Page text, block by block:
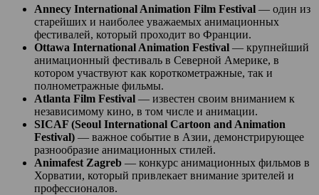
Annecy International Animation Film Festival — один из
старейших и наиболее уважаемых анимационных
фестивалей, который проходит во Франции.
Ottawa International Animation Festival — крупнейший
анимационный фестиваль в Северной Америке, в
котором участвуют как короткометражные, так и
полнометражные фильмы.
Atlanta Film Festival — известен своим вниманием к
независимому кино, в том числе и анимации.
SICAF (Seoul International Cartoon and Animation
Festival) — важное событие в Азии, демонстрирующее
разнообразие анимационных стилей.
Animafest Zagreb — конкурс анимационных фильмов в
Хорватии, который привлекает внимание зрителей и
профессионалов.